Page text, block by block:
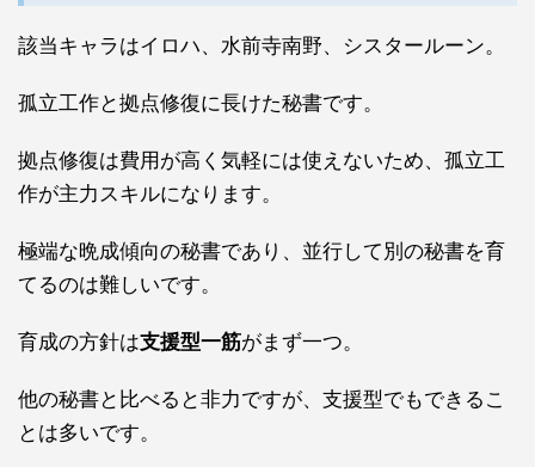
該当キャラはイロハ、水前寺南野、シスタールーン。
孤立工作と拠点修復に長けた秘書です。
拠点修復は費用が高く気軽には使えないため、孤立工
作が主力スキルになります。
極端な晩成傾向の秘書であり、並行して別の秘書を育
てるのは難しいです。
育成の方針は支援型一筋がまず一つ。
他の秘書と比べると非力ですが、支援型でもできるこ
とは多いです。